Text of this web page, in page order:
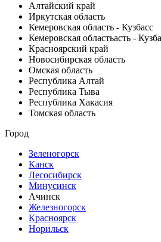
Алтайский край
Иркутская область
Кемеровская область - Кузбасс
Кемеровская областьасть -
Красноярский край
Новосибирская область
Омская область
Республика Алтай
Республика Тыва
Республика Хакасия
Томская область
Город
Зеленогорск
Канск
Лесосибирск
Минусинск
Ачинск
Железногорск
Красноярск
Норильск